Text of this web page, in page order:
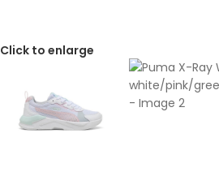
Click to enlarge